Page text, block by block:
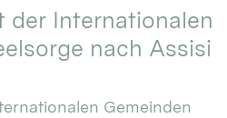
der Internationalen
nach Assisi
Gemeinden